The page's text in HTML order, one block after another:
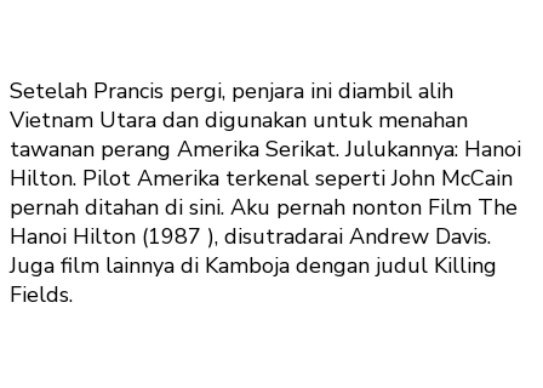
Setelah Prancis pergi, penjara ini diambil alih
Vietnam Utara dan digunakan untuk menahan
tawanan perang Amerika Serikat. Julukannya: Hanoi
Hilton. Pilot Amerika terkenal seperti John McCain
pernah ditahan di sini. Aku pernah nonton Film The
Hanoi Hilton (1987 ), disutradarai Andrew Davis.
Juga film lainnya di Kamboja dengan judul Killing
Fields.